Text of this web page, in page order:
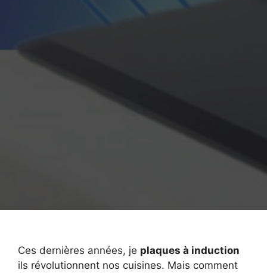
Ces dernières années, je plaques à induction
ils révolutionnent nos cuisines. Mais comment